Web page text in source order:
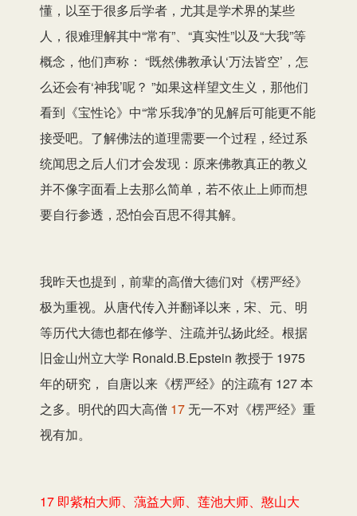
懂，以至于很多后学者，尤其是学术界的某些
人，很难理解其中“常有”、“真实性”以及“大我”等
概念，他们声称： “既然佛教承认‘万法皆空’，怎
么还会有‘神我’呢？ ”如果这样望文生义，那他们
看到《宝性论》中“常乐我净”的见解后可能更不能
接受吧。了解佛法的道理需要一个过程，经过系
统闻思之后人们才会发现：原来佛教真正的教义
并不像字面看上去那么简单，若不依止上师而想
要自行参透，恐怕会百思不得其解。
我昨天也提到，前辈的高僧大德们对《楞严经》
极为重视。从唐代传入并翻译以来，宋、元、明
等历代大德也都在修学、注疏并弘扬此经。根据
旧金山州立大学 Ronald.B.Epstein 教授于 1975
年的研究， 自唐以来《楞严经》的注疏有 127 本
之多。明代的四大高僧 17无一不对《楞严经》重
视有加。
17 即紫柏大师、蕅益大师、莲池大师、憨山大